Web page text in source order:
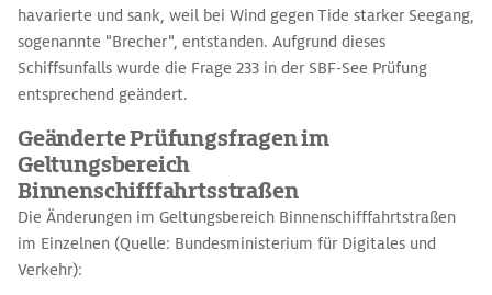
havarierte und sank, weil bei Wind gegen Tide starker Seegang,
sogenannte "Brecher", entstanden. Aufgrund dieses
Schiffsunfalls wurde die Frage 233 in der SBF-See Prüfung
entsprechend geändert.
Geänderte Prüfungsfragen im
Geltungsbereich
Binnenschifffahrtsstraßen
Die Änderungen im Geltungsbereich Binnenschifffahrtstraßen
im Einzelnen (Quelle: Bundesministerium für Digitales und
Verkehr):